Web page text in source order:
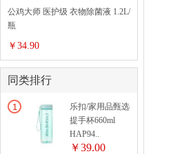
公鸡大师 医护级 衣物除菌液 1.2L/
瓶
￥34.90
同类排行
乐扣/家用品甄选
提手杯660ml
HAP94..
￥39.00